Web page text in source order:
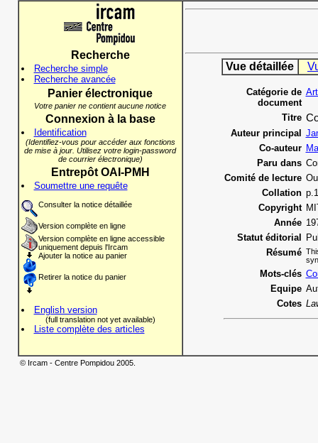
Recherche
Recherche simple
Recherche avancée
Panier électronique
Votre panier ne contient aucune notice
Connexion à la base
Identification
(Identifiez-vous pour accéder aux fonctions
de mise à jour. Utilisez votre login-password
de courrier électronique)
Entrepôt OAI-PMH
Soumettre une requête
Consulter la notice détaillée
Version complète en ligne
Version complète en ligne accessible
uniquement depuis l'Ircam
Ajouter la notice au panier
Retirer la notice du panier
English version
(full translation not yet available)
Liste complète des articles
Vue détaillée
Catégorie de
document
Titre
Auteur principal
Co-auteur
Paru dans
Comité de lecture
Collation
Copyright
Année
Statut éditorial
Résumé
Mots-clés
Equipe
Cotes
© Ircam - Centre Pompidou 2005.